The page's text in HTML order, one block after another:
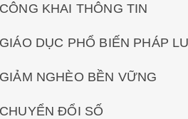
CÔNG KHAI THÔNG TIN
GIÁO DỤC PHỔ BIẾN PHÁP
GIẢM NGHÈO BỀN VỮNG
CHUYỂN ĐỔI SỐ